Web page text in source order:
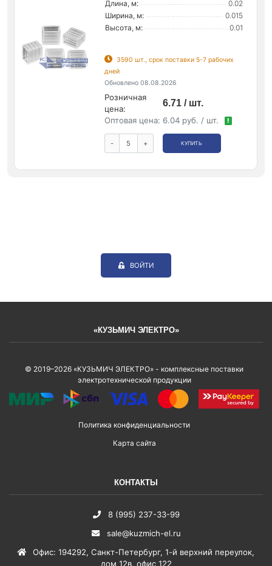
Длина, м:
0.02
Ширина, м:
0.015
Высота, м:
0.01
3590 шт., срок поставки 5-7 рабочих
дней
Обновлено 08.08.2026
Розничная
цена:
6.71 / шт.
Оптовая цена: 6.04 руб. / шт. !
- + КУПИТЬ
ВОЙТИ
«КУЗЬМИЧ ЭЛЕКТРО»
© 2019–2026 «КУЗЬМИЧ ЭЛЕКТРО» - комплексные поставки
электротехнической продукции
Политика конфиденциальности
Карта сайта
КОНТАКТЫ
8 (995) 237-33-99
sale@kuzmich-el.ru
Офис: 194292, Санкт-Петербург, 1-й верхний переулок,
дом 12в, офис 122